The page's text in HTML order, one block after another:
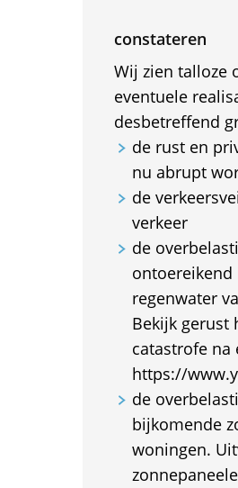
constateren
Wij zien talloze
eventuele
desbetreffend
de rust en
nu abrupt
de
verkeer
de
ontoereikend
regenwater
Bekijk gerust
catastrofe na
https://
de
bijkomende
woningen.